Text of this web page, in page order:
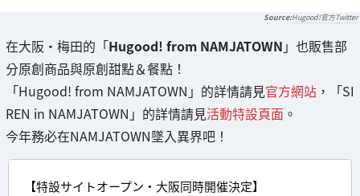
Hugood!官方Twitter
在大阪・梅田的「Hugood! from NAMJATOWN 」也販售部
分原創商品與原創甜點＆餐點！
「Hugood! from NAMJATOWN」的詳情請見官方網站 ，「SI
REN in NAMJATOWN」的詳情請見活動特設頁面 。
今年務必在NAMJATOWN墜入異界吧！
【特設サイトオープン・大阪同時開催決定】